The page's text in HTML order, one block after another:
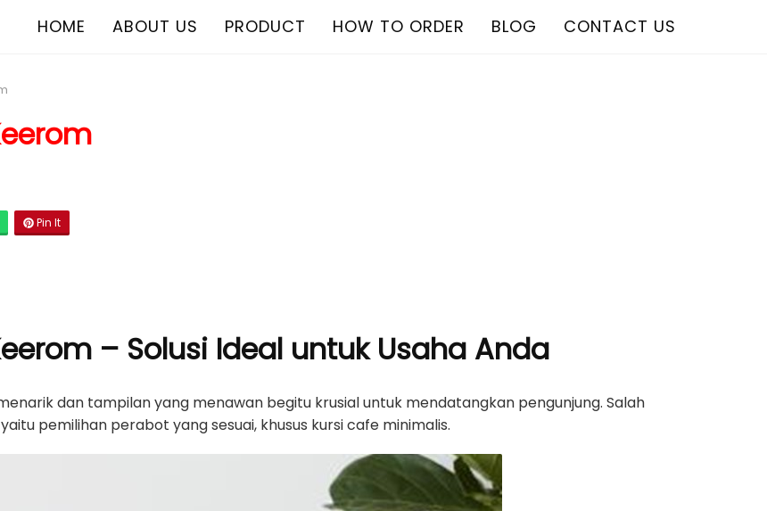
HOME ABOUT US PRODUCT HOW TO ORDER BLOG CONTACT US
Pin It
– Solusi Ideal untuk Usaha Anda
dan tampilan yang menawan begitu krusial untuk mendatangkan pengunjung. Salah
pemilihan perabot yang sesuai, khusus kursi cafe minimalis.